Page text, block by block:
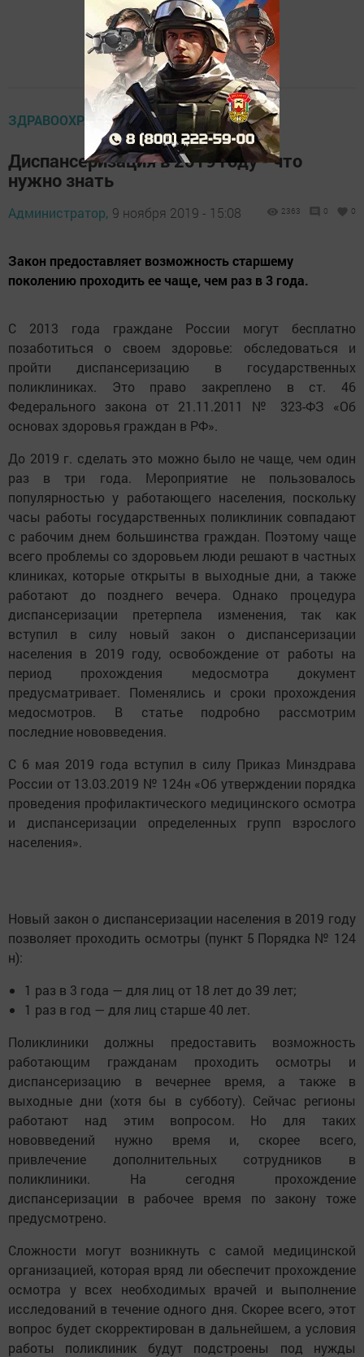
ЗДРАВООХРАНЕНИЕ
Диспансеризация в 2019 году - что
нужно знать
Администратор, 9 ноября 2019 - 15:08 2363 0 0
Закон предоставляет возможность старшему
поколению проходить ее чаще, чем раз в 3 года.
С 2013 года граждане России могут бесплатно
позаботиться о своем здоровье: обследоваться и
пройти диспансеризацию в государственных
поликлиниках. Это право закреплено в ст. 46
Федерального закона от 21.11.2011 № 323-ФЗ «Об
основах здоровья граждан в РФ».
До 2019 г. сделать это можно было не чаще, чем один
раз в три года. Мероприятие не пользовалось
популярностью у работающего населения, поскольку
часы работы государственных поликлиник совпадают
с рабочим днем большинства граждан. Поэтому чаще
всего проблемы со здоровьем люди решают в частных
клиниках, которые открыты в выходные дни, а также
работают до позднего вечера. Однако процедура
диспансеризации претерпела изменения, так как
вступил в силу новый закон о диспансеризации
населения в 2019 году, освобождение от работы на
период прохождения медосмотра документ
предусматривает. Поменялись и сроки прохождения
медосмотров. В статье подробно рассмотрим
последние нововведения.
С 6 мая 2019 года вступил в силу Приказ Минздрава
России от 13.03.2019 № 124н «Об утверждении порядка
проведения профилактического медицинского осмотра
и диспансеризации определенных групп взрослого
населения».
Новый закон о диспансеризации населения в 2019 году
позволяет проходить осмотры (пункт 5 Порядка № 124
н):
1 раз в 3 года — для лиц от 18 лет до 39 лет;
1 раз в год — для лиц старше 40 лет.
Поликлиники должны предоставить возможность
работающим гражданам проходить осмотры и
диспансеризацию в вечернее время, а также в
выходные дни (хотя бы в субботу). Сейчас регионы
работают над этим вопросом. Но для таких
нововведений нужно время и, скорее всего,
привлечение дополнительных сотрудников в
поликлиники. На сегодня прохождение
диспансеризации в рабочее время по закону тоже
предусмотрено.
Сложности могут возникнуть с самой медицинской
организацией, которая вряд ли обеспечит прохождение
осмотра у всех необходимых врачей и выполнение
исследований в течение одного дня. Скорее всего, этот
вопрос будет скорректирован в дальнейшем, а условия
работы поликлиник будут подстроены под нужды